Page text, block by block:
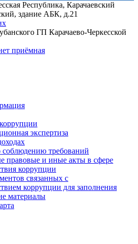
Республика, Карачаевский
здание АБК, д.21
ГП Карачаево-Черкесской
приёмная
экспертиза
требований
правовые и иные акты в сфере
коррупции
связанных с
коррупции для заполнения
материалы